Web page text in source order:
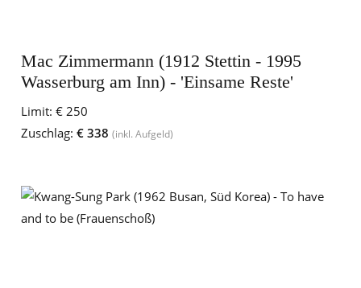
Mac Zimmermann (1912 Stettin - 1995
Wasserburg am Inn) - 'Einsame Reste'
Limit: € 250
Zuschlag: € 338 (inkl. Aufgeld)